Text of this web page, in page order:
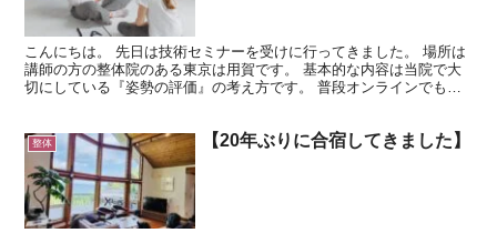
こんにちは。 先日は技術セミナーを受けに行ってきました。 場所は
講師の方の整体院のある東京は用賀です。 基本的な内容は当院で大
切にしている『姿勢の評価』の考え方です。 普段オンラインでも学
整体 【20年ぶりに合宿してきました】